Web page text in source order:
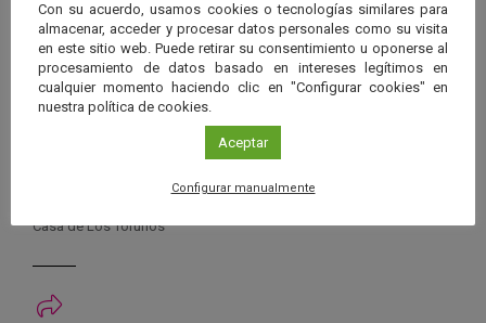
José María Madiedo, investigador del Instituto de Astrofísica de
Andalucía del Consejo Superior de Investigaciones Científicas
Organiza
Comité para la Divulgación de la Ciencia y el Espacio CODICE -
Grupo Astronómico Portuense GAP - Parque Metropolitano
Casa de Los Toruños
Con su acuerdo, usamos cookies o tecnologías similares para
almacenar, acceder y procesar datos personales como su visita
en este sitio web. Puede retirar su consentimiento u oponerse al
procesamiento de datos basado en intereses legítimos en
cualquier momento haciendo clic en "Configurar cookies" en
nuestra política de cookies.
Aceptar
Configurar manualmente